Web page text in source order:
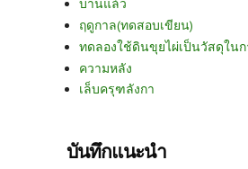
บานแล้ว
ฤดูกาล(ทดสอบเขียน)
ทดลองใช้ดินขุยไผ่เป็นวัสดุใน
ความหลัง
เล็บครุฑลังกา
บันทึกแนะนำ